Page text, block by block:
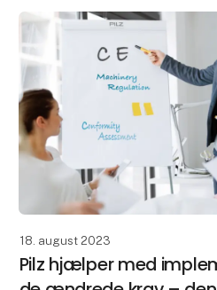
18. august 2023
Pilz hjælper med